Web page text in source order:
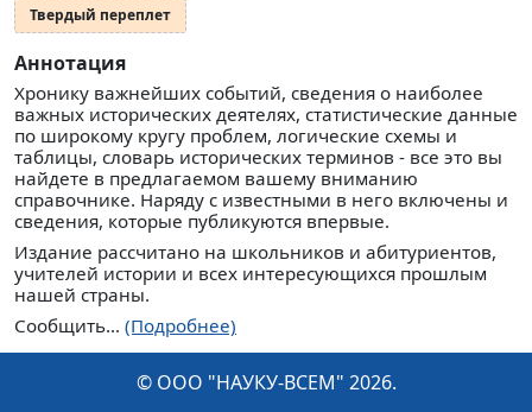
Твердый переплет
Аннотация
Хронику важнейших событий, сведения о наиболее
важных исторических деятелях, статистические данные
по широкому кругу проблем, логические схемы и
таблицы, словарь исторических терминов - все это вы
найдете в предлагаемом вашему вниманию
справочнике. Наряду с известными в него включены и
сведения, которые публикуются впервые.
Издание рассчитано на школьников и абитуриентов,
учителей истории и всех интересующихся прошлым
нашей страны.
Сообщить... (Подробнее)
© ООО "НАУКУ-ВСЕМ" 2026.